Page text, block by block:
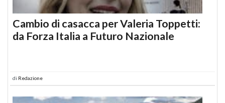
Cambio di casacca per Valeria Toppetti:
da Forza Italia a Futuro Nazionale
di Redazione